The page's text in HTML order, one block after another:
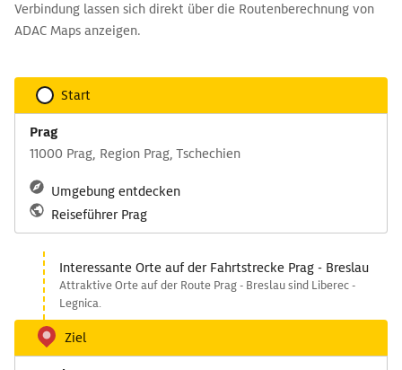
Verbindung lassen sich direkt über die Routenberechnung von
ADAC Maps anzeigen.
Start
Prag
11000 Prag, Region Prag, Tschechien
Umgebung entdecken
Reiseführer Prag
Interessante Orte auf der Fahrtstrecke Prag - Breslau
Attraktive Orte auf der Route Prag - Breslau sind Liberec -
Legnica.
Ziel